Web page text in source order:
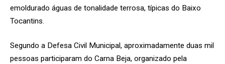
emoldurado águas de tonalidade terrosa, típicas do Baixo
Tocantins.
Segundo a Defesa Civil Municipal, aproximadamente duas mil
pessoas participaram do Carna Beja, organizado pela